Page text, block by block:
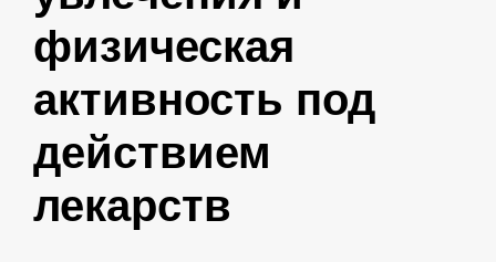
физическая
активность под
действием
лекарств